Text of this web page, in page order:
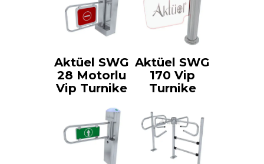
Aktüel SWG
28 Motorlu
Vip Turnike
Aktüel SWG
170 Vip
Turnike